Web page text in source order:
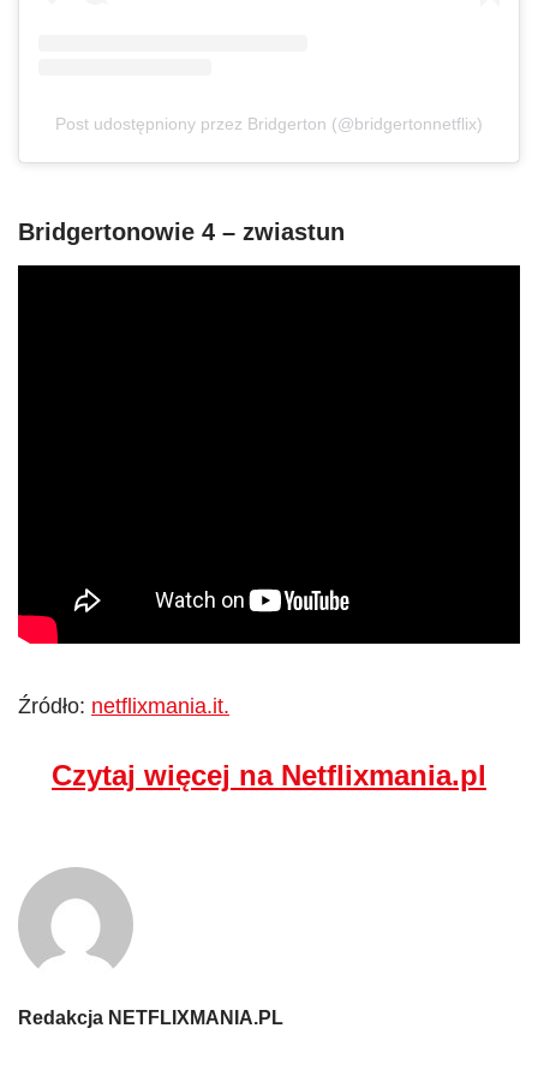
Post udostępniony przez Bridgerton (@bridgertonnetflix)
Bridgertonowie 4 – zwiastun
Źródło: netflixmania.it.
Czytaj więcej na Netflixmania.pl
Redakcja NETFLIXMANIA.PL